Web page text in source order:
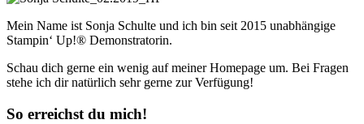
Mein Name ist Sonja Schulte und ich bin seit 2015 unabhängige
Stampin‘ Up!® Demonstratorin.
Schau dich gerne ein wenig auf meiner Homepage um. Bei Fragen
stehe ich dir natürlich sehr gerne zur Verfügung!
So erreichst du mich!